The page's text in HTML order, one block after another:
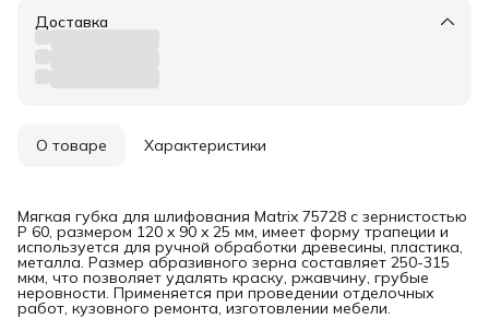
Доставка
О товаре Характеристики
Мягкая губка для шлифования Matrix 75728 с зернистостью
P 60, размером 120 x 90 x 25 мм, имеет форму трапеции и
используется для ручной обработки древесины, пластика,
металла. Размер абразивного зерна составляет 250-315
мкм, что позволяет удалять краску, ржавчину, грубые
неровности. Применяется при проведении отделочных
работ, кузовного ремонта, изготовлении мебели.